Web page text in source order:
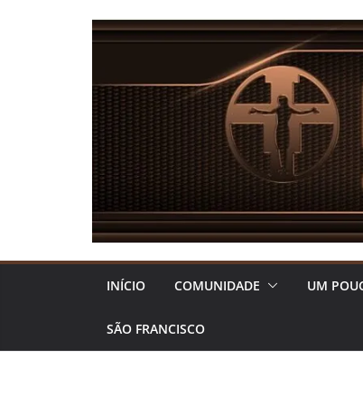
INÍCIO COMUNIDADE UM
SÃO FRANCISCO